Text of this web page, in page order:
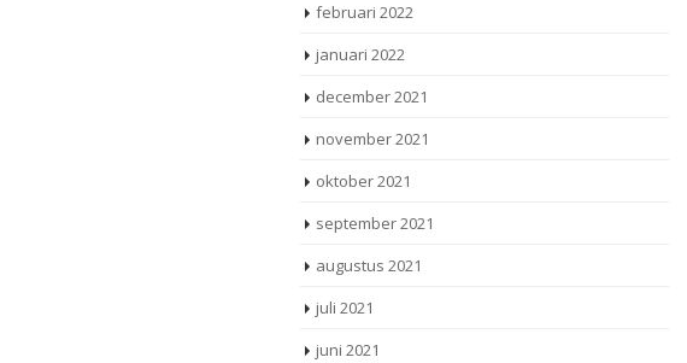
februari 2022
januari 2022
december 2021
november 2021
oktober 2021
september 2021
augustus 2021
juli 2021
juni 2021